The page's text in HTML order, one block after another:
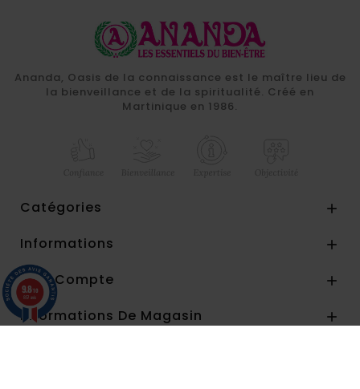
Ananda, Oasis de la connaissance est le maître lieu de
la bienveillance et de la spiritualité. Créé en
Martinique en 1986.
Catégories 
Informations 
Mon Compte 
Informations De Magasin 
9.8/10
857 avis